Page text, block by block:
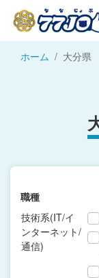
ホーム 大分県
職種
技術系(IT/イ
ンターネット/
通信)